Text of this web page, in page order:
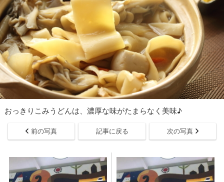
おっきりこみうどんは、濃厚な味がたまらなく美味♪
前の写真 記事に戻る 次の写真